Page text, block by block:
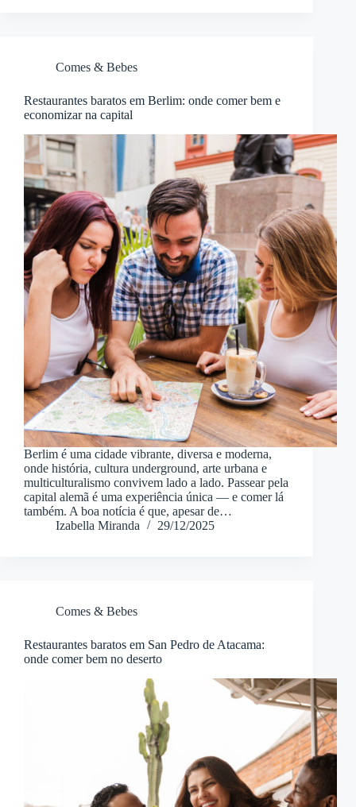
Comes & Bebes
Restaurantes baratos em Berlim: onde comer bem e
economizar na capital
Berlim é uma cidade vibrante, diversa e moderna,
onde história, cultura underground, arte urbana e
multiculturalismo convivem lado a lado. Passear pela
capital alemã é uma experiência única — e comer lá
também. A boa notícia é que, apesar de…
Izabella Miranda
29/12/2025
Comes & Bebes
Restaurantes baratos em San Pedro de Atacama:
onde comer bem no deserto